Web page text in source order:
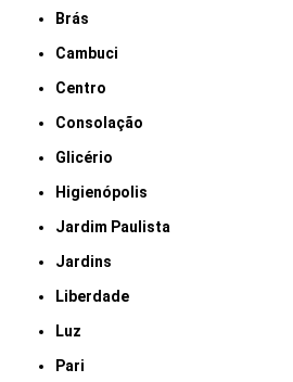
Brás
Cambuci
Centro
Consolação
Glicério
Higienópolis
Jardim Paulista
Jardins
Liberdade
Luz
Pari